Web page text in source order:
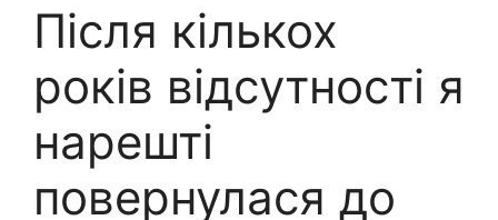
Після кількох
років відсутності я
нарешті
повернулася до